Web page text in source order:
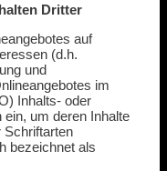
Dritter
auf
(d.h.
und
im
Inhalts- oder
um deren Inhalte
Schriftarten
bezeichnet als